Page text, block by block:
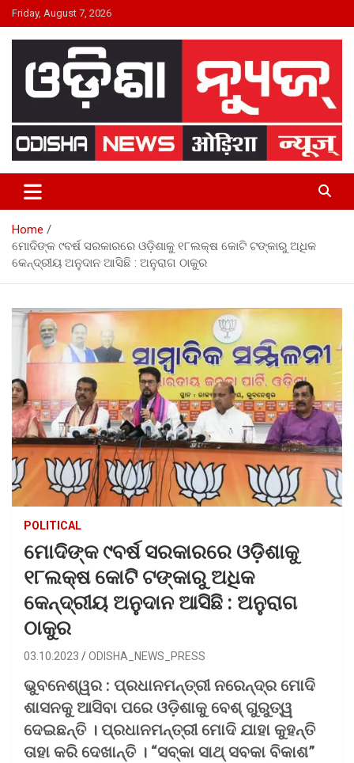
Skip
to
content
Friday, August 7, 2026
ODISHA NEWS
Home
ମୋଦିଙ୍କ ୯ବର୍ଷ ସରକାରରେ ଓଡ଼ିଶାକୁ ୧୮ଲକ୍ଷ କୋଟି ଟଙ୍କାରୁ ଅଧିକ
କେନ୍ଦ୍ରୀୟ ଅନୁଦାନ ଆସିଛି : ଅନୁରାଗ ଠାକୁର
POLITICAL
ମୋଦିଙ୍କ ୯ବର୍ଷ ସରକାରରେ ଓଡ଼ିଶାକୁ
୧୮ଲକ୍ଷ କୋଟି ଟଙ୍କାରୁ ଅଧିକ
କେନ୍ଦ୍ରୀୟ ଅନୁଦାନ ଆସିଛି : ଅନୁରାଗ
ଠାକୁର
03.10.2023 ODISHA_NEWS_PRESS
ଭୁବନେଶ୍ୱର : ପ୍ରଧାନମନ୍ତ୍ରୀ ନରେନ୍ଦ୍ର ମୋଦି
ଶାସନକୁ ଆସିବା ପରେ ଓଡ଼ିଶାକୁ ବେଶ୍ ଗୁରୁତ୍ୱ
ଦେଇଛନ୍ତି । ପ୍ରଧାନମନ୍ତ୍ରୀ ମୋଦି ଯାହା କୁହନ୍ତି
ତାହା କରି ଦେଖାନ୍ତି । “ସବ୍‌କା ସାଥ୍ ସବକା ବିକାଶ”